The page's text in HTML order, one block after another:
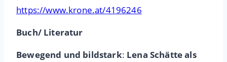
https://www.krone.at/4196246
Buch/ Literatur
Bewegend und bildstark: Lena Schätte als